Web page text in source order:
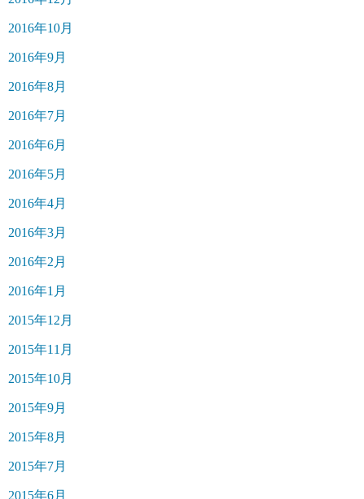
2016年10月
2016年9月
2016年8月
2016年7月
2016年6月
2016年5月
2016年4月
2016年3月
2016年2月
2016年1月
2015年12月
2015年11月
2015年10月
2015年9月
2015年8月
2015年7月
2015年6月